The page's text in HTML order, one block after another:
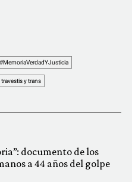
#MemoriaVerdadYJusticia
travestis y trans
documento de los
a 44 años del golpe